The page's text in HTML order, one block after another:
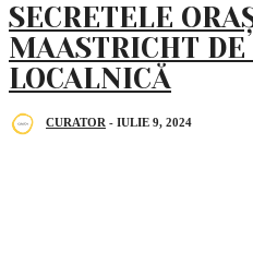
SECRETELE
MAASTRICHT DE
LOCALNICĂ
CURATOR - IULIE 9, 2024